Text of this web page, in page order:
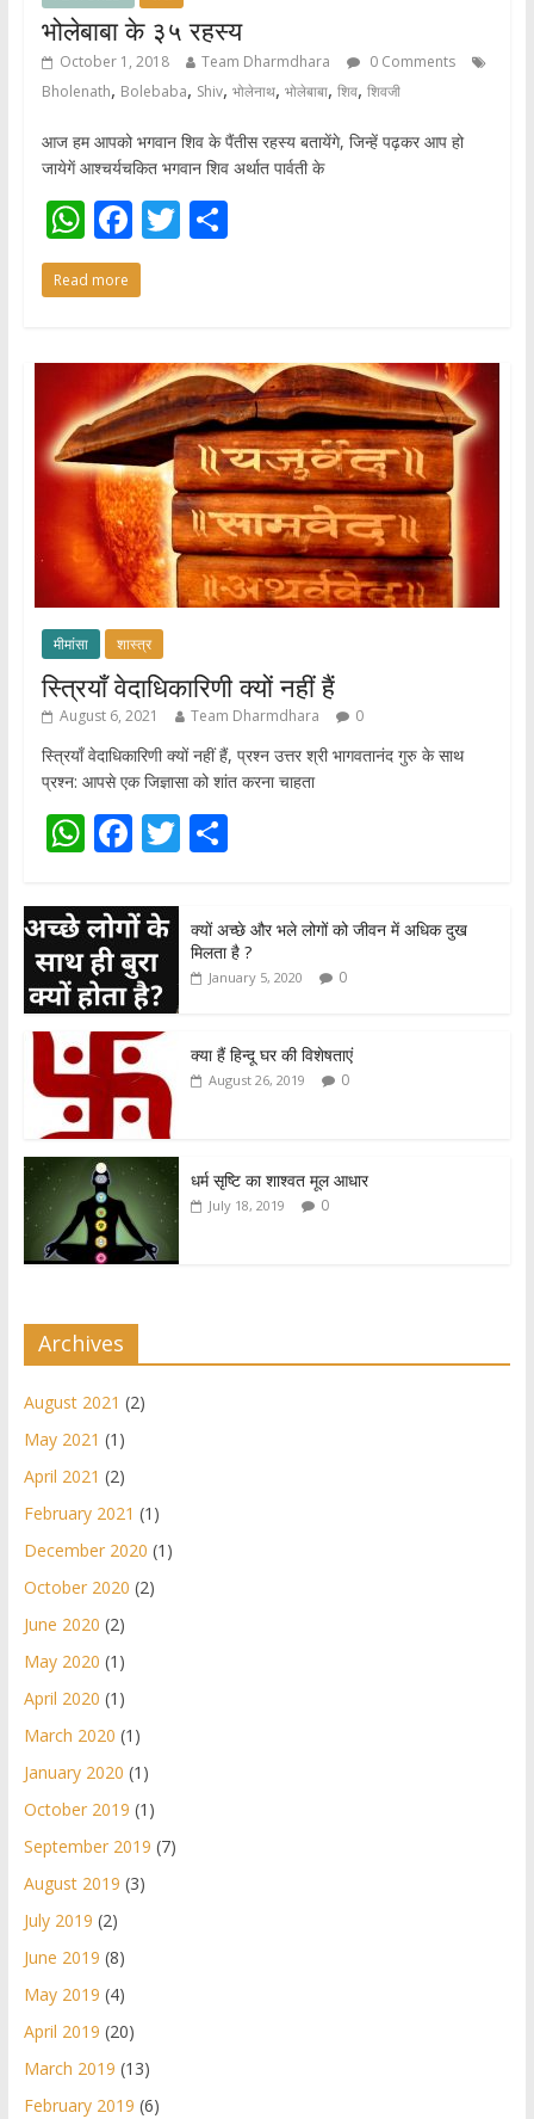
भोलेबाबा के ३५ रहस्य
October 1, 2018 Team Dharmdhara
0 Comments
Bholenath, Bolebaba, Shiv, भोलेनाथ, भोलेबाबा, शिव, शिवजी
आज हम आपको भगवान शिव के पैंतीस रहस्य बतायेंगे, जिन्हें पढ़कर आप हो
जायेगें आश्चर्यचकित भगवान शिव अर्थात पार्वती के
W
h
at
A
p
p
F
ac
e
o
o
k
T S
Read more
मीमांसा शास्त्र
स्त्रियाँ वेदाधिकारिणी क्यों नहीं हैं
August 6, 2021 Team Dharmdhara 0
स्त्रियाँ वेदाधिकारिणी क्यों नहीं हैं, प्रश्न उत्तर श्री भागवतानंद गुरु के साथ
प्रश्न: आपसे एक जिज्ञासा को शांत करना चाहता
W
at
s
A
p
p
F
e
b
o
o
k
T
itt
er
S
ar
e
क्यों अच्छे और भले लोगों को जीवन में अधिक दुख
मिलता है ?
January 5, 2020 0
क्या हैं हिन्दू घर की विशेषताएं
August 26, 2019 0
धर्म सृष्टि का शाश्वत मूल आधार
July 18, 2019 0
Archives
August 2021 (2)
May 2021 (1)
April 2021 (2)
February 2021 (1)
December 2020 (1)
October 2020 (2)
June 2020 (2)
May 2020 (1)
April 2020 (1)
March 2020 (1)
January 2020 (1)
October 2019 (1)
September 2019 (7)
August 2019 (3)
July 2019 (2)
June 2019 (8)
May 2019 (4)
April 2019 (20)
March 2019 (13)
February 2019 (6)